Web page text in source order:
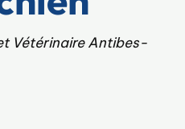
Vétérinaire Antibes-